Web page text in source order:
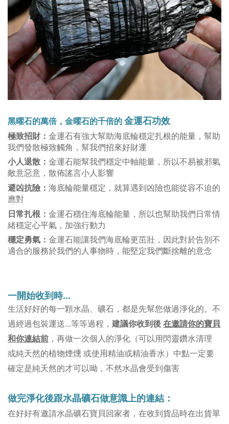
黑曜石的萬倍，金曜石的千倍的 金運石功效
極致招財： 金運石有強大幫助海底輪穩定扎根的能量，幫助
我們發散極致觸角，幫我們招來好財運
小人退散： 金運石能幫我們穩定中軸能量，所以不易被邪氣
敵意惡意，散佈謠言小人影響
避凶抗險： 海底輪能量穩定，就算遇到凶險也能從容不迫的
應對
日常扎根： 金運石穩住海底輪能量，所以也幫助我們日常情
緒穩定心平氣，加強行動力
穩定勇氣： 金運石能讓我們海底輪更茁壯，因此對於告別不
適合的服務於我們的人事物時，能堅定我們斷捨離的意念
一開始收到時...
生活好好的每一顆水晶、礦石，都是先幫您做過淨化的。不
過經過包裝運送...等等過程， 建議你收到後在邀請你的寶貝
和你連結前 ，再做一次個人的淨化（可以用閃靈鑽水清理
或純天然的植物煙燻 或使用精油或精油香水）中點一定要
確定是純天然的才可以呦，不然水晶會受到傷害
做完淨化後跟水晶礦石做意識上的連結：
在好好有邀請水晶礦石寶貝回家者，在收到貨品時在出貨單